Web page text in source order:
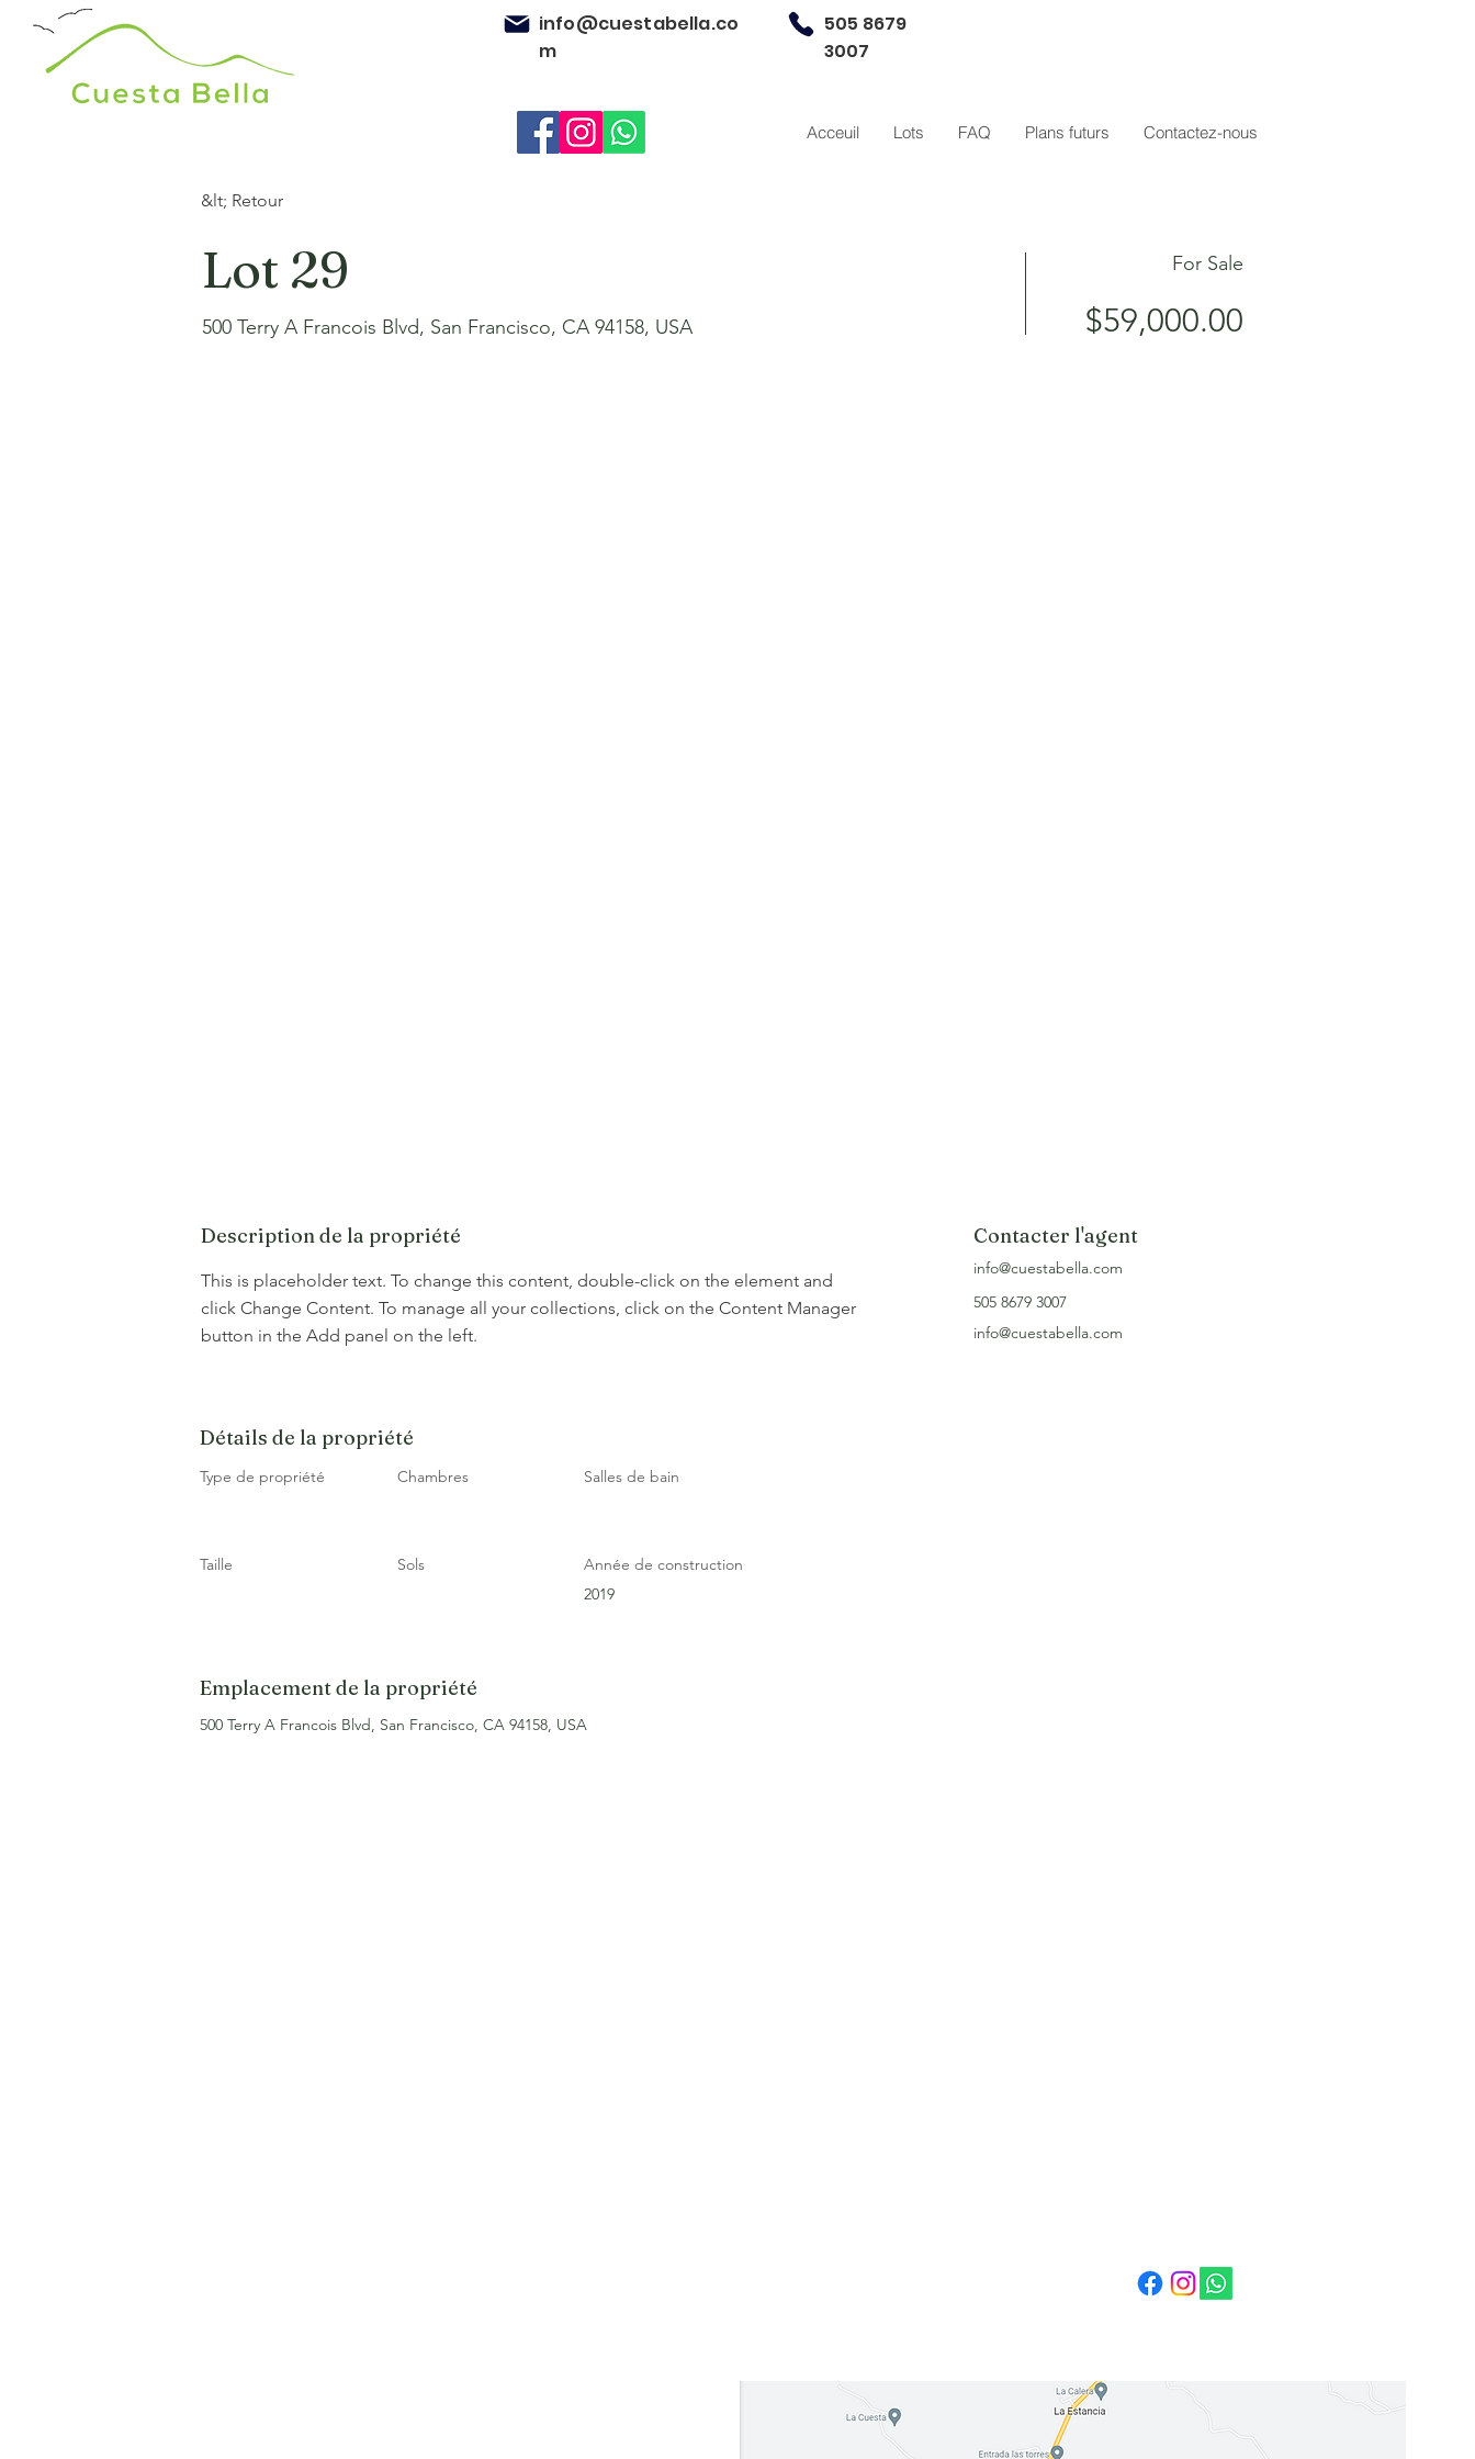
info@cuestabella.co
m
505 8679
3007
Acceuil Lots FAQ Plans futurs Contactez-nous
&lt; Retour
Lot 29
500 Terry A Francois Blvd, San Francisco, CA 94158, USA
For Sale
$59,000.00
Description de la propriété
This is placeholder text. To change this content, double-click on the element and
click Change Content. To manage all your collections, click on the Content Manager
button in the Add panel on the left.
Contacter l'agent
info@cuestabella.com
505 8679 3007
info@cuestabella.com
Détails de la propriété
Type de propriété Chambres Salles de bain
Taille Sols
Année de construction
2019
Emplacement de la propriété
500 Terry A Francois Blvd, San Francisco, CA 94158, USA